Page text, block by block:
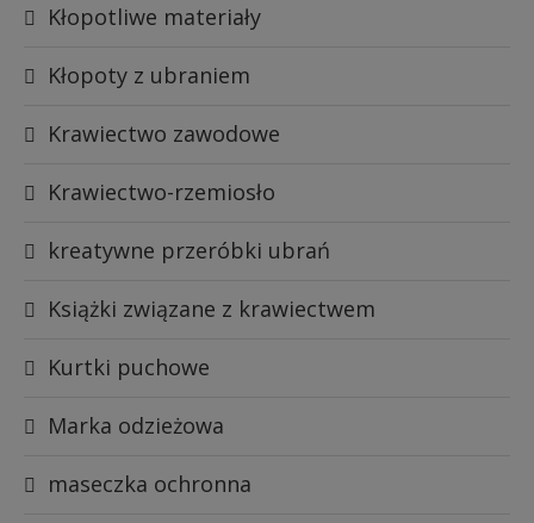
Kłopotliwe materiały
Kłopoty z ubraniem
Krawiectwo zawodowe
Krawiectwo-rzemiosło
kreatywne przeróbki ubrań
Książki związane z krawiectwem
Kurtki puchowe
Marka odzieżowa
maseczka ochronna